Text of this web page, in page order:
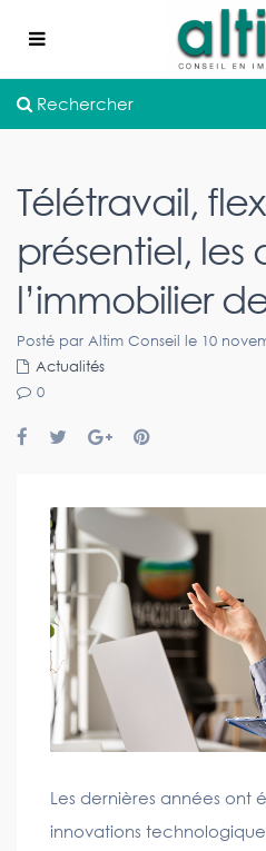
Rechercher
Télétravail,
présentiel, les
l’immobilier
Posté par Altim Conseil le 10
Actualités
0
Les dernières années ont
innovations